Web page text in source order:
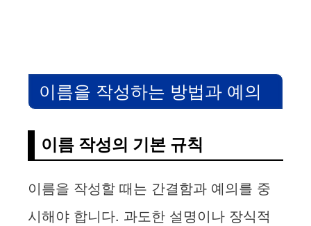
이름을 작성하는 방법과 예의
이름 작성의 기본 규칙
이름을 작성할 때는 간결함과 예의를 중
시해야 합니다. 과도한 설명이나 장식적